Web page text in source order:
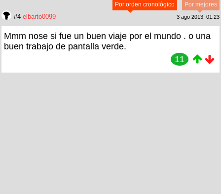
Por mejores
Por orden cronológico
#4 elbarto0099 3 ago 2013, 01:23
Mmm nose si fue un buen viaje por el mundo . o una
buen trabajo de pantalla verde.
11